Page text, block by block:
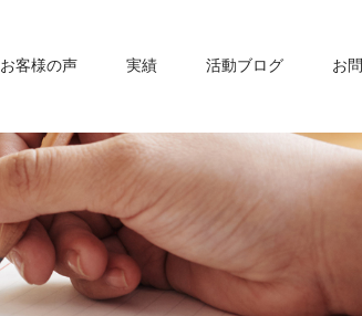
お客様の声 実績 活動ブログ お